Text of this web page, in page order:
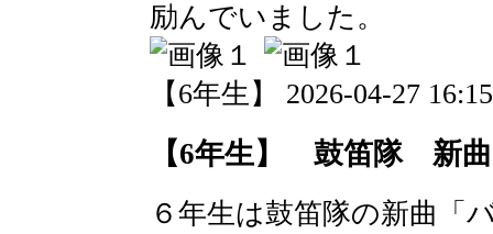
励んでいました。
【6年生】 2026-04-27
【6年生】 鼓笛隊 新
６年生は鼓笛隊の新曲「